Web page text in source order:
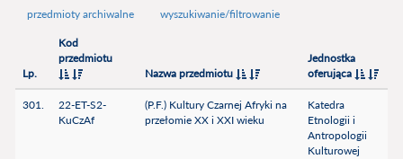
przedmioty archiwalne wyszukiwanie/filtrowanie
Lp.
Kod
przedmiotu
Nazwa przedmiotu
Jednostka
oferująca
301.
22-ET-S2-
KuCzAf
(P.F.) Kultury Czarnej Afryki na
przełomie XX i XXI wieku
Katedra
Etnologii i
Antropologii
Kulturowej